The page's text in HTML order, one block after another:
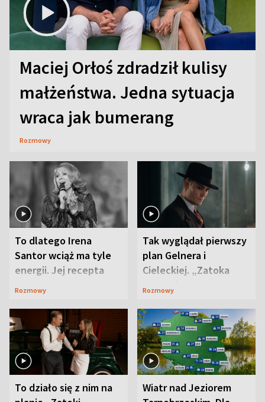
Maciej Orłoś zdradził kulisy
małżeństwa. Jedna sytuacja
wraca jak bumerang
Rozmowy
To dlatego Irena
Santor wciąż ma tyle
energii. Jej recepta
jest zaskakująco
Rozmowy
Tak wyglądał pierwszy
plan Gelnera i
Cieleckiej. „Zatoka
szpiegów” od razu ich
Rozmowy
To działo się z nim na
Wiatr nad Jeziorem